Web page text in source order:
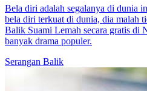
Bela diri adalah segalanya di dunia
bela diri terkuat di dunia, dia malah
Balik Suami Lemah secara gratis di
banyak drama populer.
Serangan Balik